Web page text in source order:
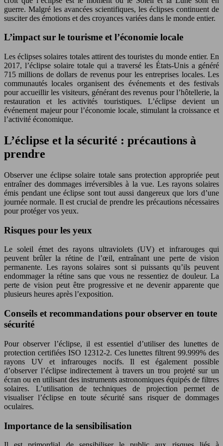
guerre. Malgré les avancées scientifiques, les éclipses continuent de
susciter des émotions et des croyances variées dans le monde entier.
L’impact sur le tourisme et l’économie locale
Les éclipses solaires totales attirent des touristes du monde entier. En
2017, l’éclipse solaire totale qui a traversé les États-Unis a généré
715 millions de dollars de revenus pour les entreprises locales. Les
communautés locales organisent des événements et des festivals
pour accueillir les visiteurs, générant des revenus pour l’hôtellerie, la
restauration et les activités touristiques. L’éclipse devient un
événement majeur pour l’économie locale, stimulant la croissance et
l’activité économique.
L’éclipse et la sécurité : précautions à
prendre
Observer une éclipse solaire totale sans protection appropriée peut
entraîner des dommages irréversibles à la vue. Les rayons solaires
émis pendant une éclipse sont tout aussi dangereux que lors d’une
journée normale. Il est crucial de prendre les précautions nécessaires
pour protéger vos yeux.
Risques pour les yeux
Le soleil émet des rayons ultraviolets (UV) et infrarouges qui
peuvent brûler la rétine de l’œil, entraînant une perte de vision
permanente. Les rayons solaires sont si puissants qu’ils peuvent
endommager la rétine sans que vous ne ressentiez de douleur. La
perte de vision peut être progressive et ne devenir apparente que
plusieurs heures après l’exposition.
Conseils et recommandations pour observer en toute
sécurité
Pour observer l’éclipse, il est essentiel d’utiliser des lunettes de
protection certifiées ISO 12312-2. Ces lunettes filtrent 99.999% des
rayons UV et infrarouges nocifs. Il est également possible
d’observer l’éclipse indirectement à travers un trou projeté sur un
écran ou en utilisant des instruments astronomiques équipés de filtres
solaires. L’utilisation de techniques de projection permet de
visualiser l’éclipse en toute sécurité sans risquer de dommages
oculaires.
Importance de la sensibilisation